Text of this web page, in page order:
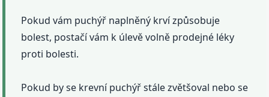
Pokud vám puchýř naplněný krví způsobuje
bolest, postačí vám k úlevě volně prodejné léky
proti bolesti.
Pokud by se krevní puchýř stále zvětšoval nebo se